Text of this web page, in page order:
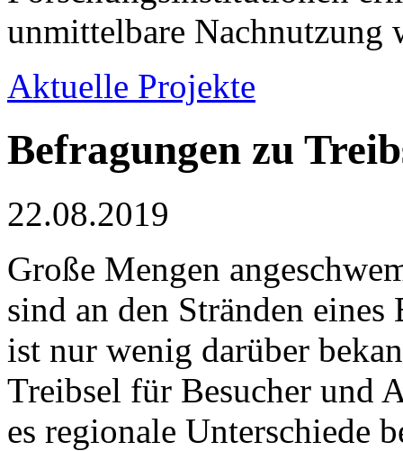
unmittelbare Nachnutzung
Aktuelle Projekte
Befragungen zu
22.08.2019
Große Mengen
sind an den Stränden
ist nur wenig darüber
Treibsel für Besucher und
es regionale Unterschiede